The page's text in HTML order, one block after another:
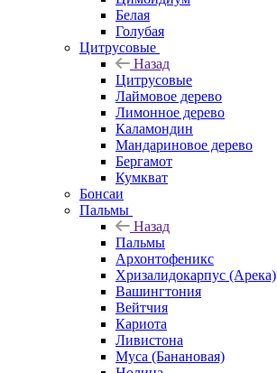
Белая
Голубая
Цитрусовые
Назад
Цитрусовые
Лаймовое дерево
Лимонное дерево
Каламондин
Мандариновое дерево
Бергамот
Кумкват
Бонсаи
Пальмы
Назад
Пальмы
Архонтофеникс
Хризалидокарпус (Арека)
Вашингтония
Вейтчия
Кариота
Ливистона
Муса (Банановая)